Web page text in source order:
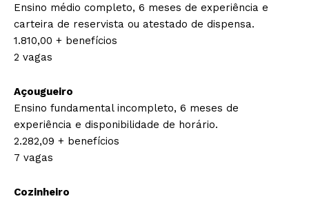
Ensino médio completo, 6 meses de experiência e
carteira de reservista ou atestado de dispensa.
1.810,00 + benefícios
2 vagas
Açougueiro
Ensino fundamental incompleto, 6 meses de
experiência e disponibilidade de horário.
2.282,09 + benefícios
7 vagas
Cozinheiro